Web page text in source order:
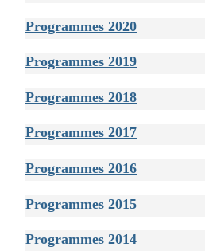
Programmes 2020
Programmes 2019
Programmes 2018
Programmes 2017
Programmes 2016
Programmes 2015
Programmes 2014